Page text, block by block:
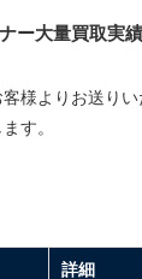
ー大量買取実
様よりお送り
す。
詳細